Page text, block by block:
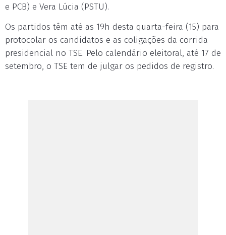
e PCB) e Vera Lúcia (PSTU).
Os partidos têm até as 19h desta quarta-feira (15) para
protocolar os candidatos e as coligações da corrida
presidencial no TSE. Pelo calendário eleitoral, até 17 de
setembro, o TSE tem de julgar os pedidos de registro.